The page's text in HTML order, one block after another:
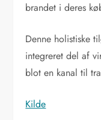
brandet i deres
Denne holistiske
integreret del af
blot en kanal til
Kilde